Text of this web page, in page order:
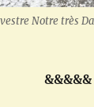
Notre très
&&&&&